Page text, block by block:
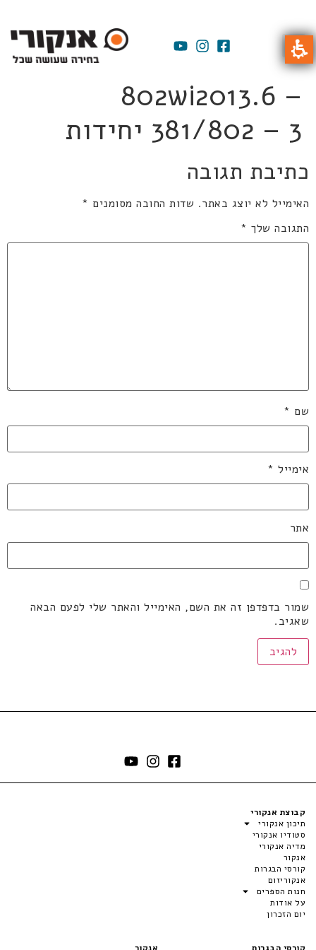
802wi2013.6 –
381/802 – 3 יחידות
כתיבת תגובה
האימייל לא יוצג באתר. שדות החובה מסומנים *
התגובה שלך *
שם *
אימייל *
אתר
שמור בדפדפן זה את השם, האימייל והאתר שלי לפעם הבאה
שאגיב.
קבוצת אנקורי
תיכון אנקורי
סטודיו אנקורי
מדיה אנקורי
אנקור
קורסי הבגרות
אנקוריזום
חנות הספרים
על אודות
יום הזכרון